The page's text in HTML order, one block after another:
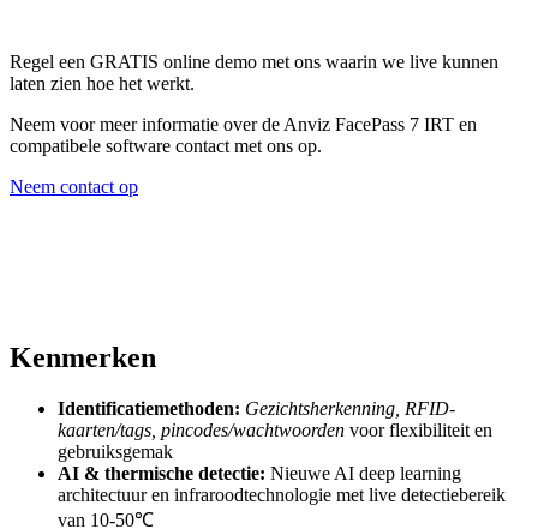
Regel een GRATIS online demo met ons waarin we live kunnen
laten zien hoe het werkt.
Neem voor meer informatie over de Anviz FacePass 7 IRT en
compatibele software contact met ons op.
Neem contact op
Kenmerken
Identificatiemethoden: Gezichtsherkenning, RFID-
kaarten/tags, pincodes/wachtwoorden voor flexibiliteit en
gebruiksgemak
AI & thermische detectie: Nieuwe AI deep learning
architectuur en infraroodtechnologie met live detectiebereik
van 10-50℃